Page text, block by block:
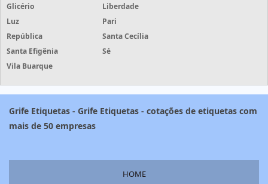
Glicério
Liberdade
Luz
Pari
República
Santa Cecília
Santa Efigênia
Sé
Vila Buarque
Grife Etiquetas - Grife Etiquetas - cotações de etiquetas com
mais de 50 empresas
HOME